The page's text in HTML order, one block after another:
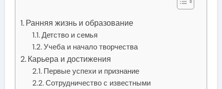
Ранняя жизнь и образование
Детство и семья
Учеба и начало творчества
Карьера и достижения
Первые успехи и признание
Сотрудничество с известными